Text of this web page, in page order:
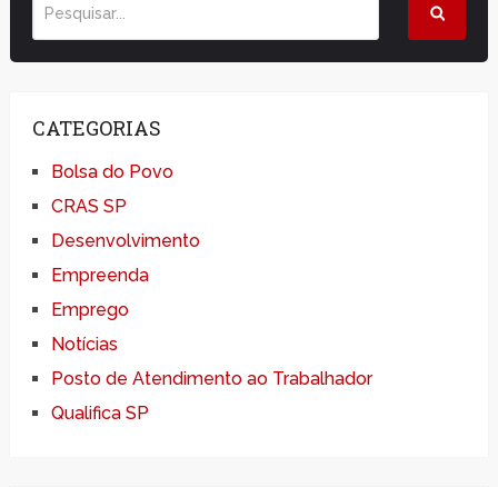
CATEGORIAS
Bolsa do Povo
CRAS SP
Desenvolvimento
Empreenda
Emprego
Notícias
Posto de Atendimento ao Trabalhador
Qualifica SP